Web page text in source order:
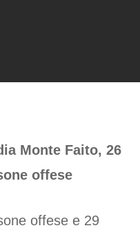
Monte Faito, 26
offese
offese e 29